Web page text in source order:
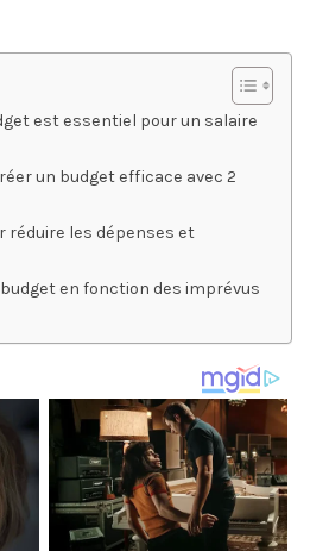
est essentiel pour un salaire
un budget efficace avec 2
réduire les dépenses et
en fonction des imprévus